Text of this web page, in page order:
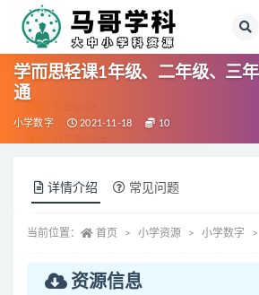
学而思轻课1年级、二年级、三
通
小学数字 2021-11-18 10
详情介绍 常见问题
当前位置： 首页 小学资源 小学数字
资源信息
全部